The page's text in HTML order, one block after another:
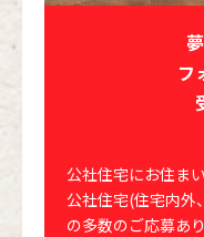
フ
公社住宅にお住ま
公社住宅(住宅内外
の多数のご応募あ